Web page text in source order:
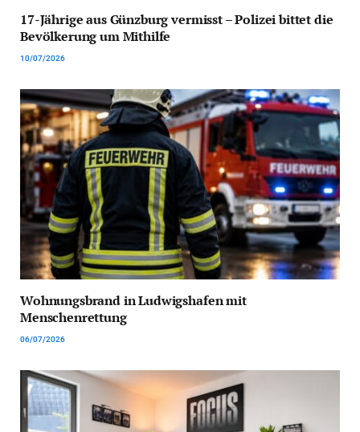
17-Jährige aus Günzburg vermisst – Polizei bittet die
Bevölkerung um Mithilfe
10/07/2026
Wohnungsbrand in Ludwigshafen mit
Menschenrettung
06/07/2026